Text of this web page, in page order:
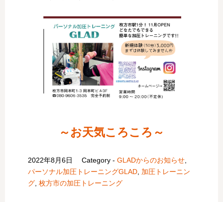
～お天気ころころ～
2022年8月6日 Category -GLADからのお知らせ,
パーソナル加圧トレーニングGLAD, 加圧トレーニン
グ, 枚方市の加圧トレーニング